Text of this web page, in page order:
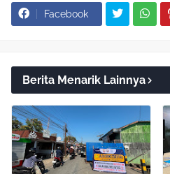
Facebook
Berita Menarik Lainnya